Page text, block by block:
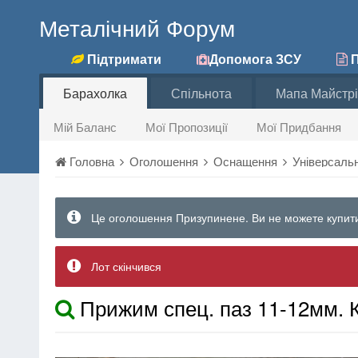
Металічний Форум
Підтримати Допомога ЗСУ
Барахолка
Мій Баланс Мої Пропозиції Мої Придбання
Спільнота Мапа
Головна Оголошення Оснащення
Це оголошення Призупинене. Ви не можете
Лот скінчився
Прижим спец. паз 11-12мм.